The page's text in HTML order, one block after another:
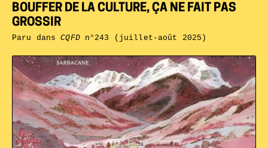
BOUFFER DE LA CULTURE, ÇA NE FAIT PAS
GROSSIR
Paru dansCQFDn°243 (juillet-août 2025)